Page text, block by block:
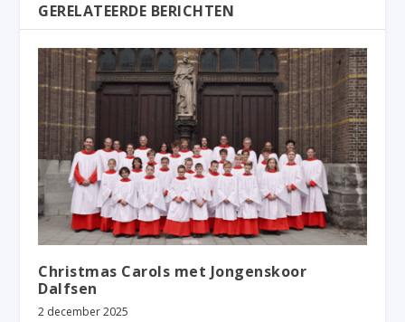
GERELATEERDE BERICHTEN
Christmas Carols met Jongenskoor
Dalfsen
2 december 2025